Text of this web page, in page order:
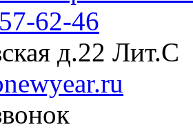
62-46
д.22 Лит.С